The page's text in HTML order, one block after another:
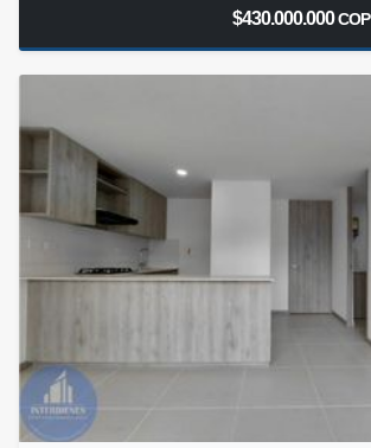
$430.000.000COP